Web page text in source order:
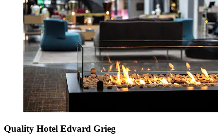
Quality Hotel Edvard Grieg